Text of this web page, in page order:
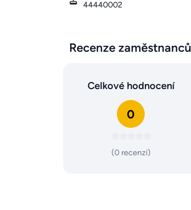
44440002
Recenze zaměstnanců
Celkové hodnocení
0
(0 recenzí)